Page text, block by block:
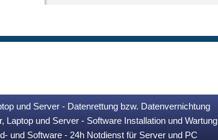
und Server - Datenrettung bzw. Datenvernichtung
Laptop und Server - Software Installation und Wartung
und Software - 24h Notdienst für Server und PC